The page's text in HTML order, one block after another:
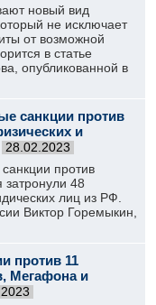
новый вид
не исключает
от возможной
в статье
опубликованной в
санкции против
и
28.02.2023
против
затронули 48
лиц из РФ.
Виктор Горемыкин,
против 11
Мегафона и